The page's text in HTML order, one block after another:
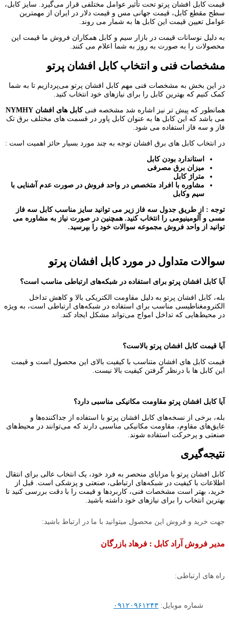
قیمت کابل افشان پرتو تحت تأثیر عوامل مختلفی قرار می‌گیرد. سایز کابل،
سطح مقطع کابل، قیمت جهانی مس و قیمت دلار در ایران از مهمترین
عوامل تعیین قیمت این کابل ها به شمار می روند.
به دلیل نوسانات قیمت در بازار سیم و کابل همکاران فروش ما قیمت این
محصولات را به صورت به روز به شما اعلام می کنند.
مشخصات فنی و انتخاب کابل افشان پرتو
در این بخش به مشخصات فنی مهم کابل افشان پرتو می‌پردازیم تا به شما
کمک کنیم که بهترین کابل را برای نیازهای خود انتخاب کنید.
همانطور که پیش تر نیز اشاره شد مشخصه فنیکابل های افشان NYMHY
می باشد که این کابل ها به عنوان کابل پاور در قسمت های مختلف برق تک
فاز و سه فاز استفاده می شود.
در انتخاب کابل های برق افشان توجه به چند مورد بسیار حائز اهمیت است :
استاندارد بودن کابل
میزان برق مصرفی
متراژ کابل
مشاوره با افراد متخصص در واحد فروش در صورت عدم آشنایی با
سیم وکابل
توجه : از طریق جدول سه فاز زیر می توانید سایز مناسب کابل سه فاز
مسی و آلومینیومی را انتخاب کنید. همچنین در صورت نیاز به مشاوره می
توانید از واحد فروش مجموعه سوالات خود را بپرسید.
سوالات متداول در مورد کابل افشان پرتو
آیا کابل افشان پرتو برای استفاده در شبکه‌های ارتباطی مناسب است؟
بله، کابل افشان پرتو به دلیل مقاومت الکتریکی بالا و کاهش تداخل
الکترومغناطیسی مناسب برای استفاده در شبکه‌های ارتباطی است، به ویژه
در محیط‌هایی که تداخل امواج می‌تواند مشکل ایجاد کند.
آیا قیمت کابل افشان پرتو بالاست؟
قیمت کابل های افشان متناسب با کیفیت بالای این محصول است و قیمت
این کابل ها با درنظر گرفتن کیفیت بالا نیست.
آیا کابل افشان پرتو مقاومت مکانیکی مناسبی دارد؟
بله، برخی از نسخه‌های کابل افشان پرتو با استفاده از جداکننده‌ها و
عایق‌های مقاوم، مقاومت مکانیکی مناسبی دارند که می‌توانند در محیط‌های
صنعتی و پرحرکت استفاده شوند.
نتیجه‌گیری
کابل افشان پرتو با مزایای منحصر به فرد خود، یک انتخاب عالی برای انتقال
اطلاعات با کیفیت در شبکه‌های ارتباطی، صنعتی و پزشکی است. قبل از
خرید، بهتر است مشخصات فنی، کاربردها و قیمت را با دقت بررسی کنید تا
بهترین انتخاب را برای نیازهای خود داشته باشید.
جهت خرید و فروش این محصول میتوانید با ما در ارتباط باشید:
مدیر فروش آراد کابل : فرهاد بازرگان
راه های ارتباطی:
شماره موبایل: ۰۹۱۲۰۹۶۱۲۴۳